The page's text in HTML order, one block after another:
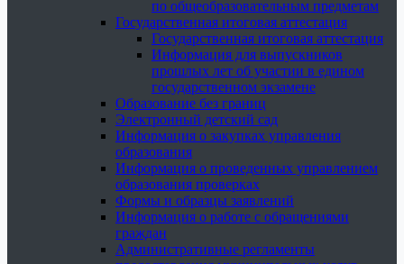
по общеобразовательным предметам
Государственная итоговая аттестация
Государственная итоговая аттестация
Информация для выпускников
прошлых лет об участии в едином
государственном экзамене
Образование без границ
Электронный детский сад
Информация о закупках управления
образования
Информация о проведенных управлением
образования проверках
Формы и образцы заявлений
Информация о работе с обращениями
граждан
Административные регламенты